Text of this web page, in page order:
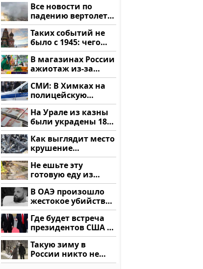
Все новости по
падению вертолета
на Кавказе: читать
здесь
Таких событий не
было с 1945: чего
ждать всем нам?
В магазинах России
ажиотаж из-за
этого продукта: что
купить?
СМИ: В Химках на
полицейскую
машину напали и
подожгли.
На Урале из казны
были украдены 18
миллионов рублей
Как выглядит место
крушение
вертолета на
Кавказе: смотреть
Не ешьте эту
готовую еду из
магазина: список
В ОАЭ произошло
жестокое убийство
криптомиллионера
Где будет встреча
президентов США и
России: Европа?
Такую зиму в
России никто не
ждал: как так?!